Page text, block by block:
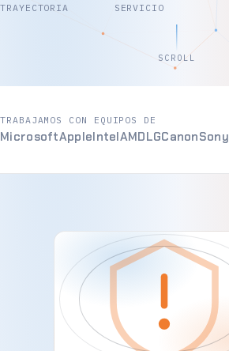
TRAYECTORIA
SERVICIO
SCROLL
TRABAJAMOS CON EQUIPOS DE
MicrosoftAppleIntelAMDLGCanonSony